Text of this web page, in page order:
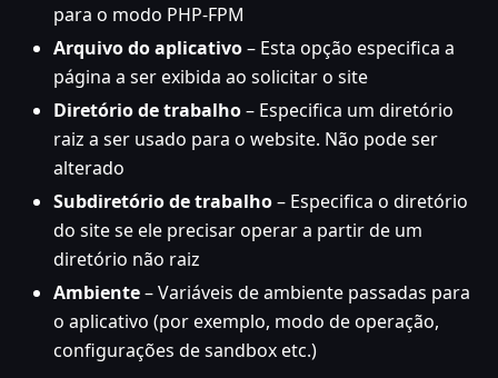
para o modo PHP-FPM
Arquivo do aplicativo– Esta opção especifica a
página a ser exibida ao solicitar o site
Diretório de trabalho– Especifica um diretório
raiz a ser usado para o website. Não pode ser
alterado
Subdiretório de trabalho– Especifica o diretório
do site se ele precisar operar a partir de um
diretório não raiz
Ambiente– Variáveis de ambiente passadas para
o aplicativo (por exemplo, modo de operação,
configurações de sandbox etc.)